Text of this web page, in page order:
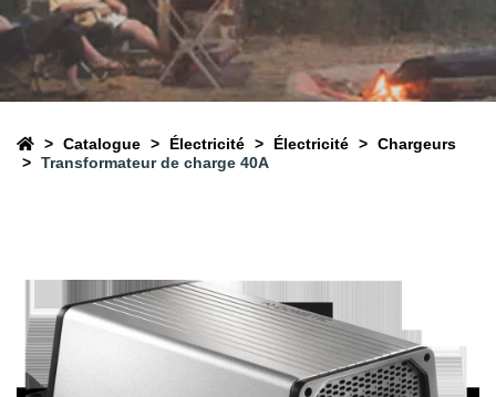
Catalogue Électricité Électricité
Chargeurs
Transformateur de charge 40A